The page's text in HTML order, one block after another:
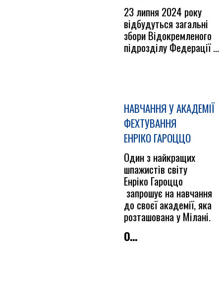
23 липня 2024 року
відбудуться загальні
збори Відокремленого
підрозділу Федерації ...
НАВЧАННЯ У АКАДЕМІЇ
ФЕХТУВАННЯ
ЕНРІКО ГАРОЦЦО
Один з найкращих
шпажистів світу
Енріко Гароццо
запрошує на навчання
до своєї академії, яка
розташована у Мілані.
О...